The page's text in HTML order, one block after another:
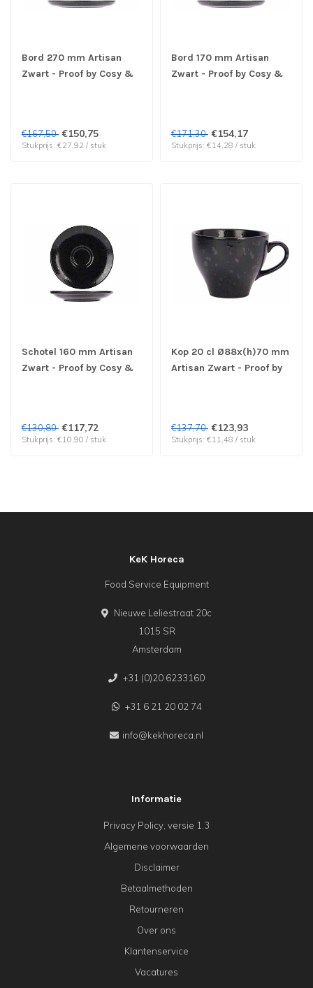
Bord 270 mm Artisan
Zwart - Proof by Cosy &
€167,50 €150,75
Stukprijs: €27,92 / stuk
Bord 170 mm Artisan
Zwart - Proof by Cosy &
€171,30 €154,17
Stukprijs: €14,28 / stuk
Schotel 160 mm Artisan
Zwart - Proof by Cosy &
€130,80 €117,72
Stukprijs: €10,90 / stuk
Kop 20 cl Ø88x(h)70 mm
Artisan Zwart - Proof by
€137,70 €123,93
Stukprijs: €11,48 / stuk
KeK Horeca
Food Service Equipment
Nieuwe Leliestraat 20c
1015 SR
Amsterdam
+31 (0)20 6233160
+31 6 21 20 02 74
info@kekhoreca.nl
Informatie
Privacy Policy, versie 1.3
Algemene voorwaarden
Disclaimer
Betaalmethoden
Retourneren
Over ons
Klantenservice
Vacatures